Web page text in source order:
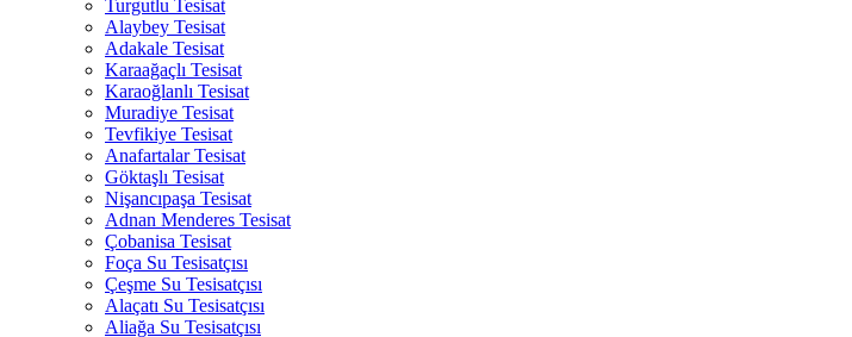
Turgutlu Tesisat
Alaybey Tesisat
Adakale Tesisat
Karaağaçlı Tesisat
Karaoğlanlı Tesisat
Muradiye Tesisat
Tevfikiye Tesisat
Anafartalar Tesisat
Göktaşlı Tesisat
Nişancıpaşa Tesisat
Adnan Menderes Tesisat
Çobanisa Tesisat
Foça Su Tesisatçısı
Çeşme Su Tesisatçısı
Alaçatı Su Tesisatçısı
Aliağa Su Tesisatçısı